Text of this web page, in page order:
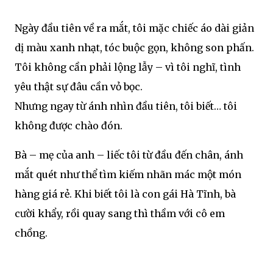
Ngày đầu tiên về ra mắt, tôi mặc chiếc áo dài giản
dị màu xanh nhạt, tóc buộc gọn, không son phấn.
Tôi không cần phải lộng lẫy – vì tôi nghĩ, tình
yêu thật sự đâu cần vỏ bọc.
Nhưng ngay từ ánh nhìn đầu tiên, tôi biết… tôi
không được chào đón.
Bà – mẹ của anh – liếc tôi từ đầu đến chân, ánh
mắt quét như thể tìm kiếm nhãn mác một món
hàng giá rẻ. Khi biết tôi là con gái Hà Tĩnh, bà
cười khẩy, rồi quay sang thì thầm với cô em
chồng.